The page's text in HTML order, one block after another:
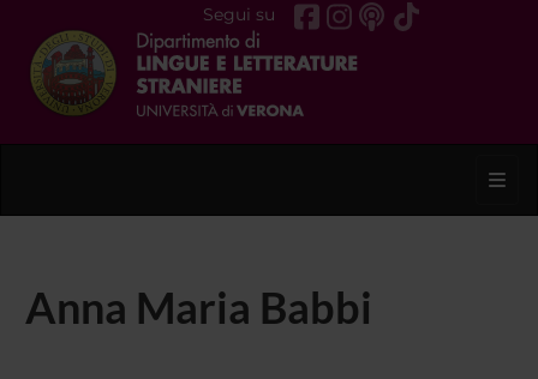
Segui su
Anna Maria Babbi